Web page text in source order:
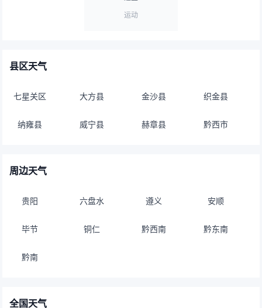
运动
县区天气
七星关区 大方县 金沙县 织金县
纳雍县 威宁县 赫章县 黔西市
周边天气
贵阳 六盘水 遵义 安顺
毕节 铜仁 黔西南 黔东南
黔南
全国天气